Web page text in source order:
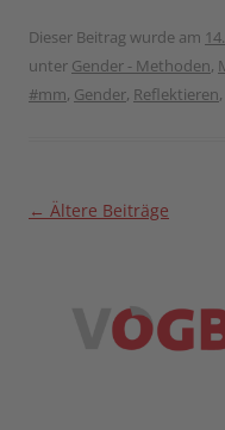
Dieser Beitrag wurde am
unter Gender - Methoden,
#mm, Gender, Reflektieren,
Beitragsnavigation
← Ältere Beiträge